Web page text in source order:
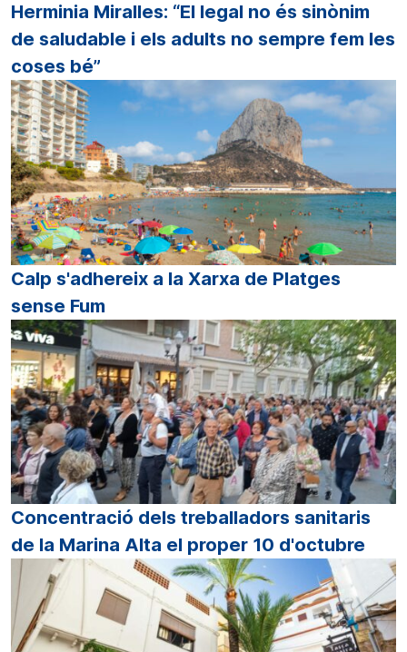
Herminia Miralles: “El legal no és sinònim
de saludable i els adults no sempre fem les
coses bé”
Calp s'adhereix a la Xarxa de Platges
sense Fum
Concentració dels treballadors sanitaris
de la Marina Alta el proper 10 d'octubre